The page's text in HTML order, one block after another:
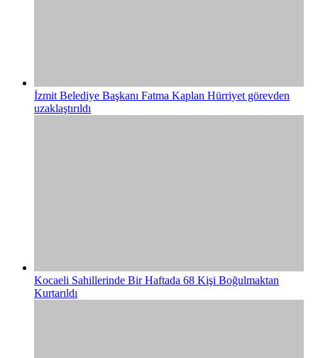
İzmit Belediye Başkanı Fatma Kaplan Hürriyet görevden
uzaklaştırıldı
Kocaeli Sahillerinde Bir Haftada 68 Kişi Boğulmaktan
Kurtarıldı